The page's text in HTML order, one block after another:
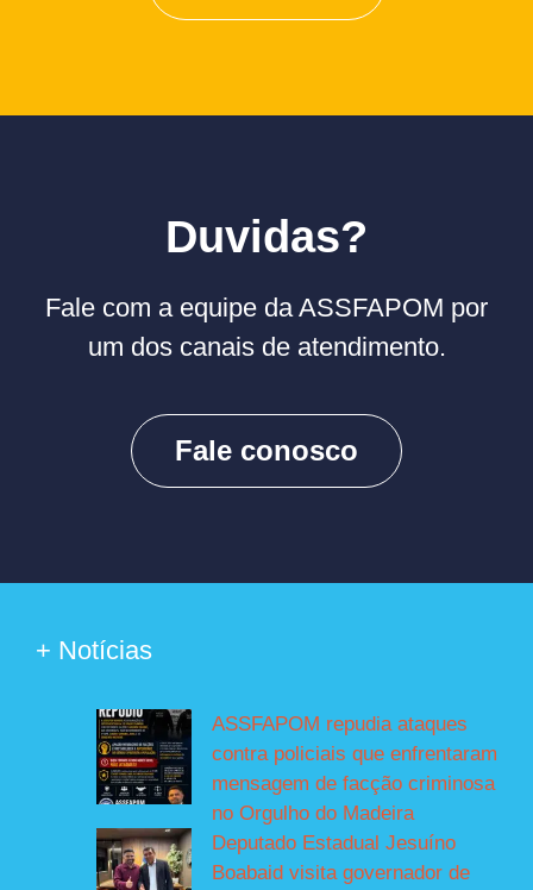
Duvidas?
Fale com a equipe da ASSFAPOM por
um dos canais de atendimento.
Fale conosco
+ Notícias
ASSFAPOM repudia ataques
contra policiais que enfrentaram
mensagem de facção criminosa
no Orgulho do Madeira
Deputado Estadual Jesuíno
Boabaid visita governador de